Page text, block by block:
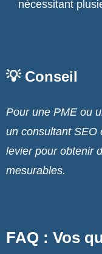
nécessitant
💡 Conseil
Pour une PME ou
un consultant SEO
levier pour obtenir
mesurables.
FAQ : Vos